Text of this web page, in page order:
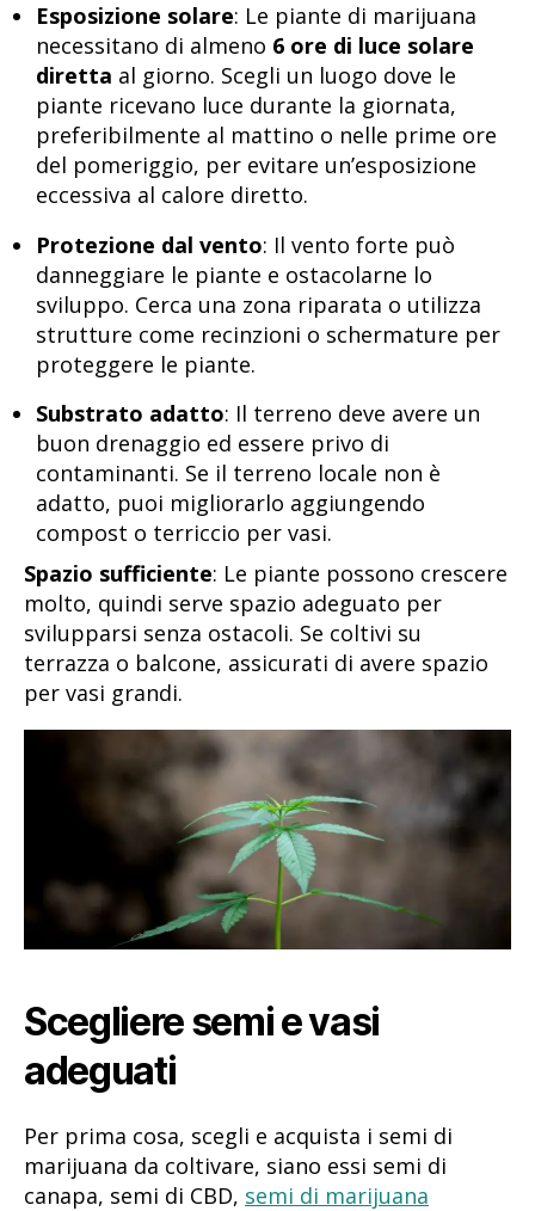
Esposizione solare: Le piante di marijuana
necessitano di almeno 6 ore di luce solare
diretta al giorno. Scegli un luogo dove le
piante ricevano luce durante la giornata,
preferibilmente al mattino o nelle prime ore
del pomeriggio, per evitare un’esposizione
eccessiva al calore diretto.
Protezione dal vento: Il vento forte può
danneggiare le piante e ostacolarne lo
sviluppo. Cerca una zona riparata o utilizza
strutture come recinzioni o schermature per
proteggere le piante.
Substrato adatto: Il terreno deve avere un
buon drenaggio ed essere privo di
contaminanti. Se il terreno locale non è
adatto, puoi migliorarlo aggiungendo
compost o terriccio per vasi.
Spazio sufficiente: Le piante possono crescere
molto, quindi serve spazio adeguato per
svilupparsi senza ostacoli. Se coltivi su
terrazza o balcone, assicurati di avere spazio
per vasi grandi.
Scegliere semi e vasi
adeguati
Per prima cosa, scegli e acquista i semi di
marijuana da coltivare, siano essi semi di
canapa, semi di CBD, semi di marijuana